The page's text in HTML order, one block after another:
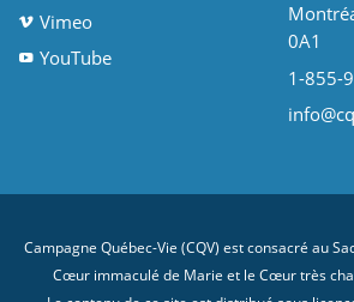
Vimeo
YouTube
0A1
1-855-
Campagne Québec-Vie (CQV) est consacré au
Cœur immaculé de Marie et le Cœur très